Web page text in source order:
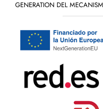
GENERATION DEL